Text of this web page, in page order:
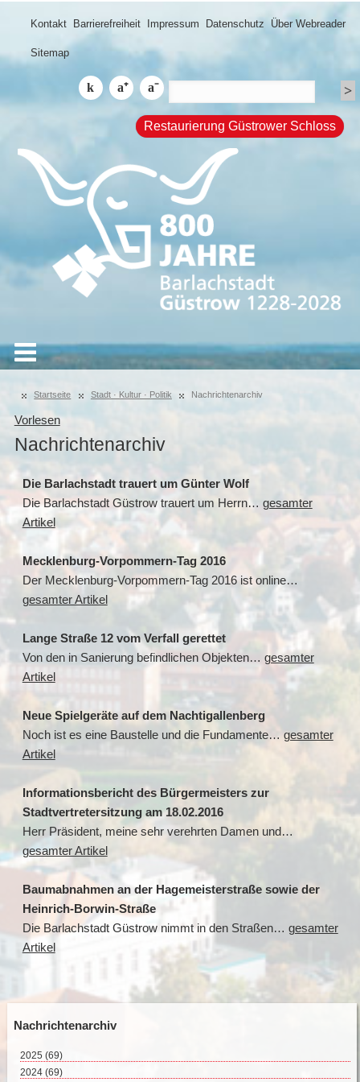
Kontakt Barrierefreiheit Impressum Datenschutz Über Webreader
Sitemap
Restaurierung Güstrower Schloss
Startseite Stadt · Kultur · Politik Nachrichtenarchiv
Vorlesen
Nachrichtenarchiv
Die Barlachstadt trauert um Günter Wolf
Die Barlachstadt Güstrow trauert um Herrn… gesamter
Artikel
Mecklenburg-Vorpommern-Tag 2016
Der Mecklenburg-Vorpommern-Tag 2016 ist online…
gesamter Artikel
Lange Straße 12 vom Verfall gerettet
Von den in Sanierung befindlichen Objekten… gesamter
Artikel
Neue Spielgeräte auf dem Nachtigallenberg
Noch ist es eine Baustelle und die Fundamente… gesamter
Artikel
Informationsbericht des Bürgermeisters zur
Stadtvertretersitzung am 18.02.2016
Herr Präsident, meine sehr verehrten Damen und…
gesamter Artikel
Baumabnahmen an der Hagemeisterstraße sowie der
Heinrich-Borwin-Straße
Die Barlachstadt Güstrow nimmt in den Straßen… gesamter
Artikel
Nachrichtenarchiv
2025 (69)
August 2025 (2)
2024 (69)